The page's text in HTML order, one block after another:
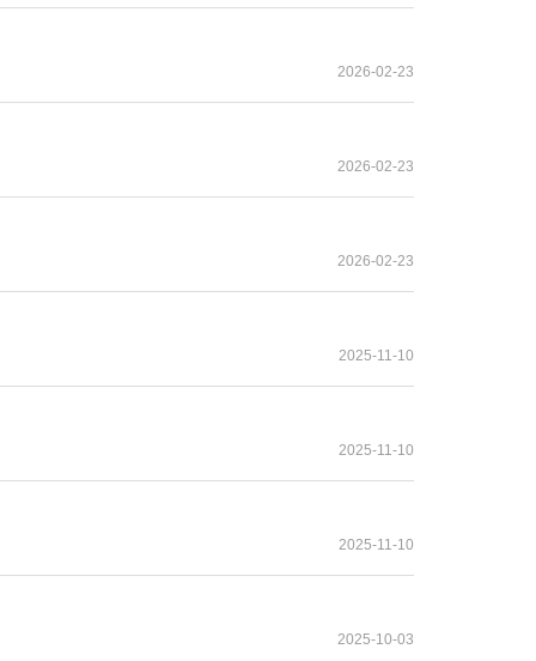
2026-02-23
2026-02-23
2026-02-23
2025-11-10
2025-11-10
2025-11-10
2025-10-03